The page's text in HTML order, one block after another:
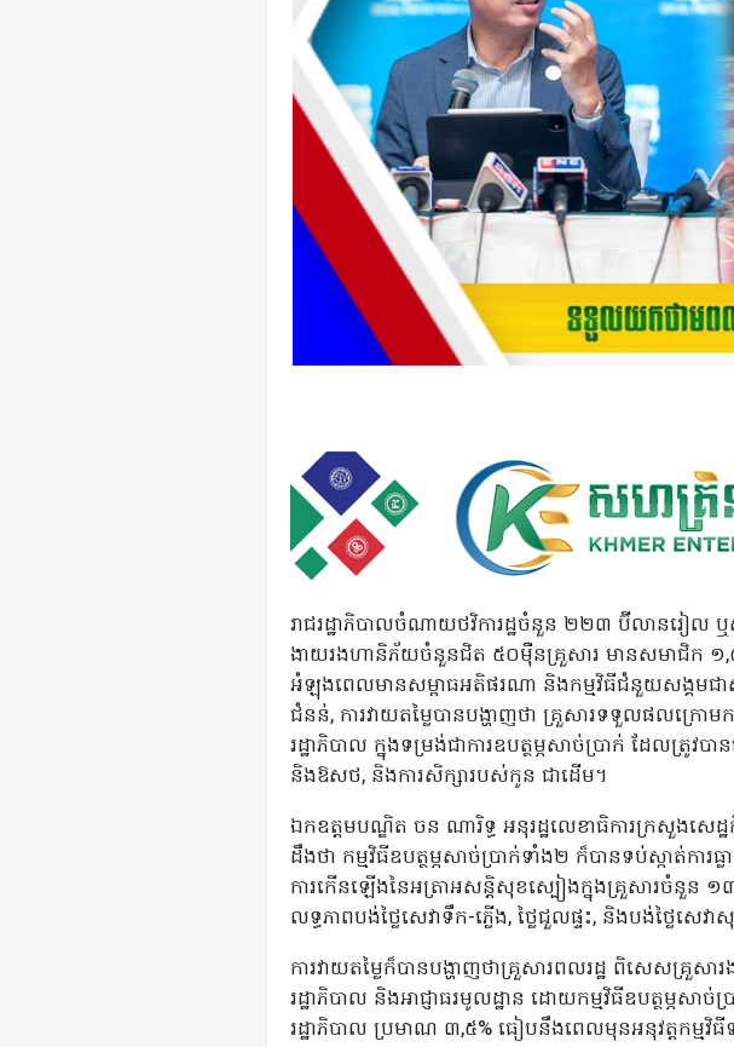
រាជរដ្ឋាភិបាលចំណាយថវិការដ្ឋចំនួន ២២៣ ប៊ីលានរៀល
ងាយរងហានិភ័យចំនួនជិត ៥០ម៉ឺនគ្រួសារ មានសមាជិក ១,៨
អំឡុងពេលមានសម្ពាធអតិផរណា និងកម្មវិធីជំនួយសង្គមជ
ជំនន់, ការវាយតម្លៃបានបង្ហាញថា គ្រួសារទទួលផលក្រោម
រដ្ឋាភិបាល ក្នុងទម្រង់ជាការឧបត្ថម្ភសាច់ប្រាក់ ដែលត្រូ
និងឱសថ, និងការសិក្សារបស់កូន ជាដើម។
ឯកឧត្តមបណ្ឌិត ចន ណារិទ្ធ អនុរដ្ឋលេខាធិការក្រសួងសេដ្ឋ
ដឹងថា កម្មវិធីឧបត្ថម្ភសាច់ប្រាក់ទាំង២ ក៏បានទប់ស្កាត់ការ
ការកើនឡើងនៃអត្រាអសន្តិសុខស្បៀងក្នុងគ្រួសារចំនួន
លទ្ធភាពបង់ថ្លៃសេវាទឹក-ភ្លើង, ថ្លៃជួលផ្ទះ, និងបង់ថ្លៃសេវ
ការវាយតម្លៃក៏បានបង្ហាញថាគ្រួសារពលរដ្ឋ ពិសេសគ្រួស
រដ្ឋាភិបាល និងអាជ្ញាធរមូលដ្ឋាន ដោយកម្មវិធីឧបត្ថម្ភស
រដ្ឋាភិបាល ប្រមាណ ៣,៥% ធៀបនឹងពេលមុនអនុវត្តកម្មវិធី